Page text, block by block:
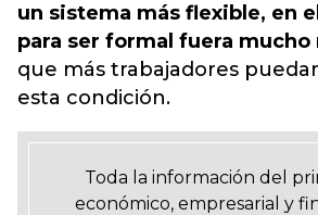
un sistema más flexible, en
para ser formal fuera mucho
que más trabajadores
esta condición.
Toda la información del
económico, empresarial y